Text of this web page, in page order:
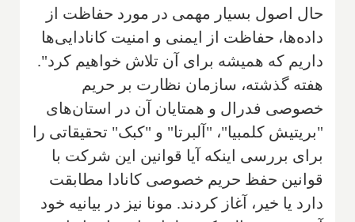
حال اصول بسیار مهمی در مورد حفاظت از
داده‌ها، حفاظت از ایمنی و امنیت کانادایی‌ها
داریم که همیشه برای آن تلاش خواهیم کرد".
هفته گذشته، سازمان نظارت بر حریم
خصوصی فدرال و همتایان آن در استان‌های
"بریتیش کلمبیا"، "آلبرتا" و "کبک" تحقیقاتی را
برای بررسی اینکه آیا قوانین این شرکت با
قوانین حفظ حریم خصوصی کانادا مطابقت
دارد یا خیر، آغاز کردند. مونا نیز در بیانیه خود